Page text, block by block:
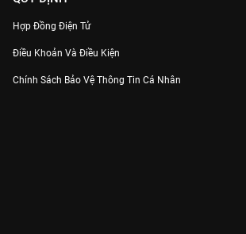
Hợp Đồng Điện Tử
Điều Khoản Và Điều Kiện
Chính Sách Bảo Vệ Thông Tin Cá Nhân